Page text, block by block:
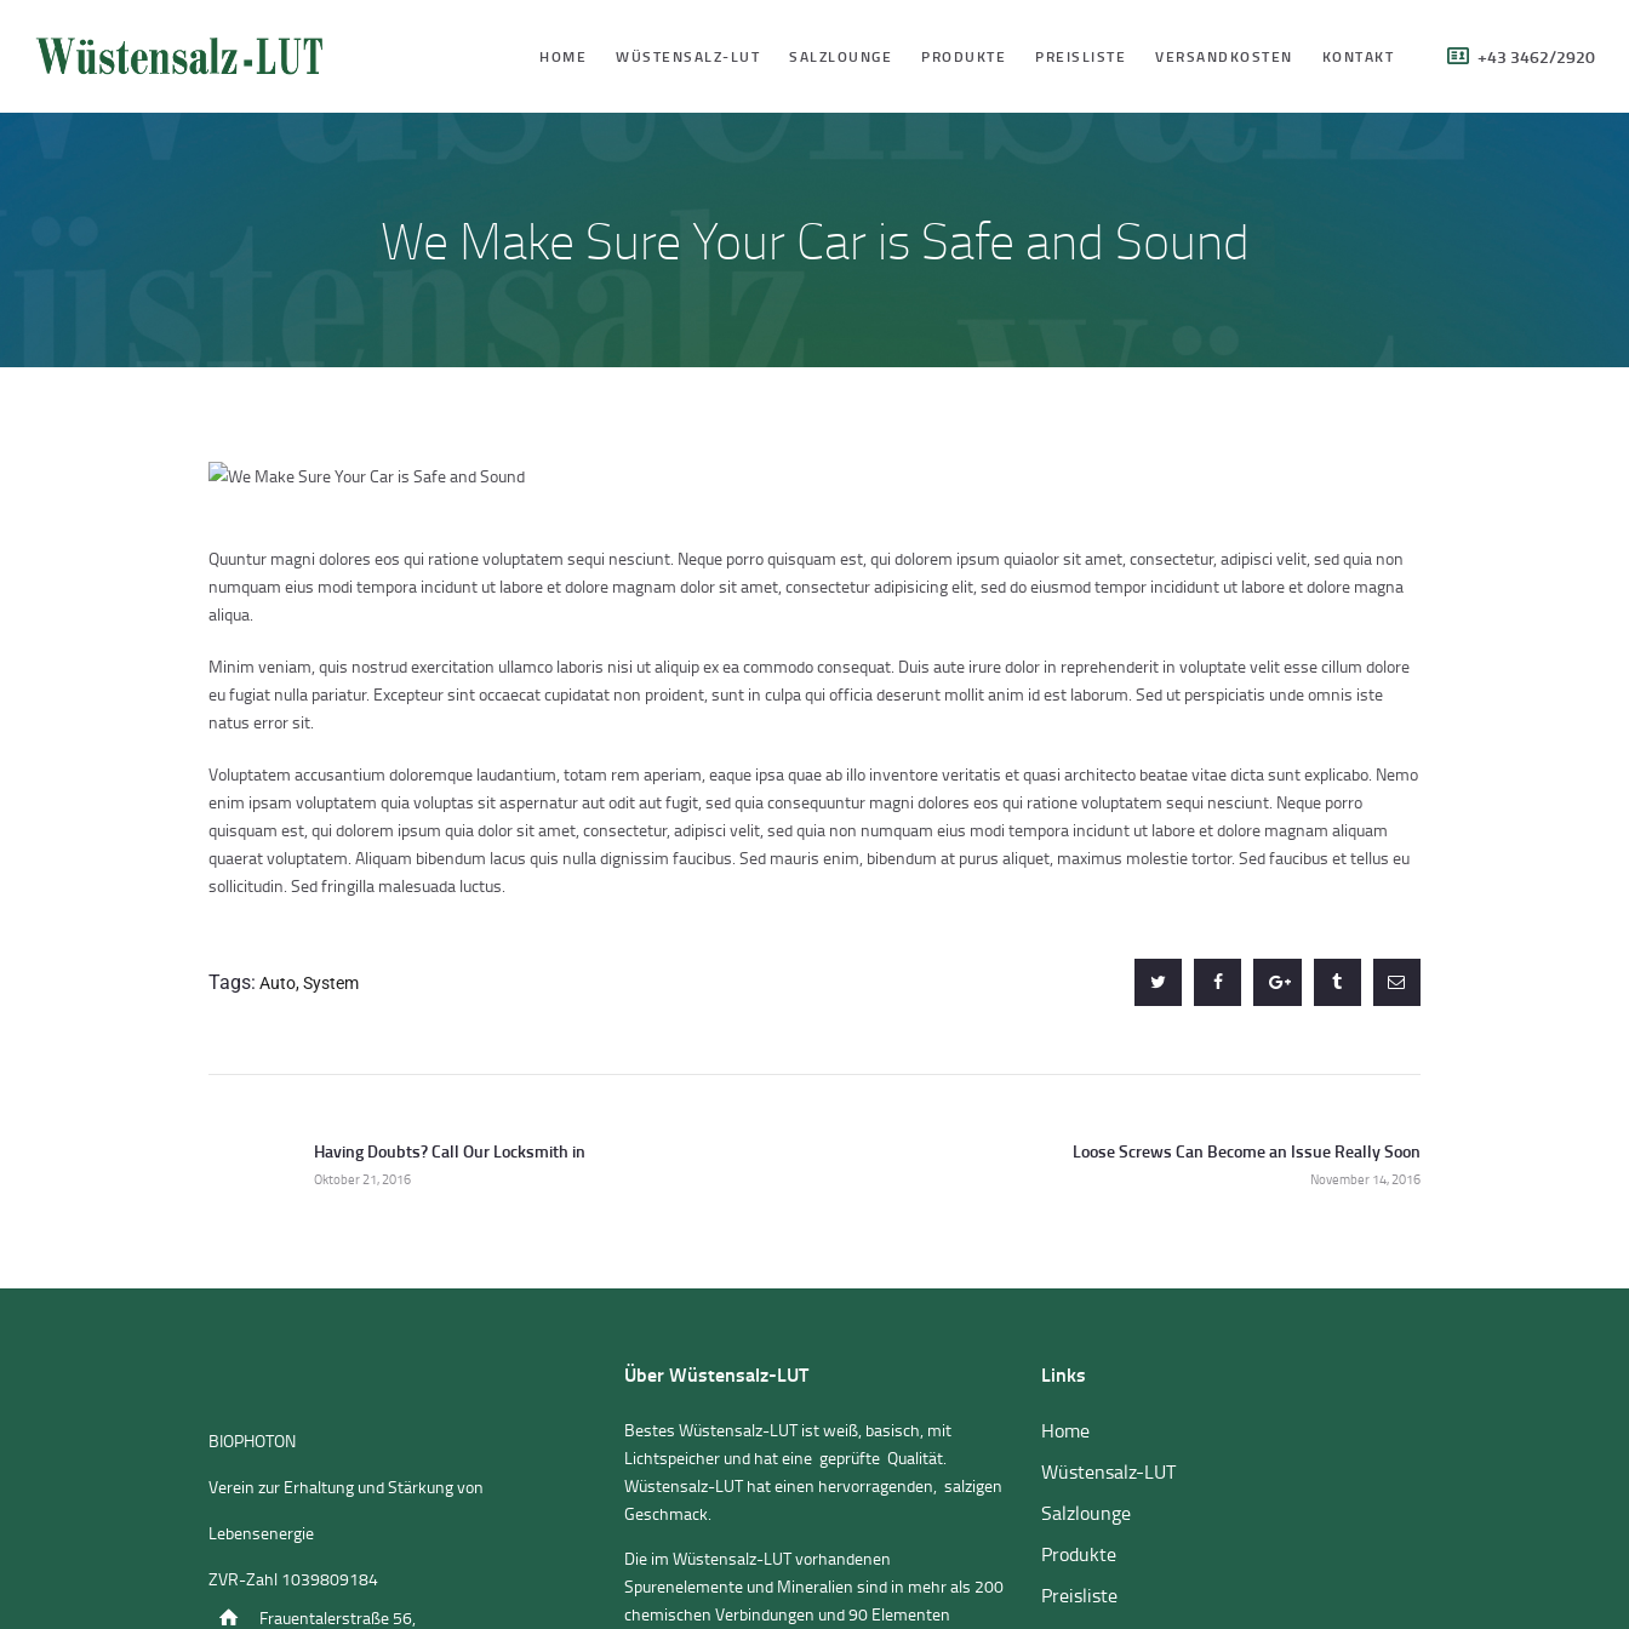
HOME WÜSTENSALZ-LUT SALZLOUNGE PRODUKTE PREISLISTE VERSANDKOSTEN KONTAKT +43 3462/2920
We Make Sure Your Car is Safe and Sound
WÜSTENSALZ-LUT
VERSANDKOSTEN
Quuntur magni dolores eos qui ratione voluptatem sequi nesciunt. Neque porro quisquam est, qui dolorem ipsum quiaolor sit amet, consectetur, adipisci velit, sed quia non
numquam eius modi tempora incidunt ut labore et dolore magnam dolor sit amet, consectetur adipisicing elit, sed do eiusmod tempor incididunt ut labore et dolore magna
aliqua.
Minim veniam, quis nostrud exercitation ullamco laboris nisi ut aliquip ex ea commodo consequat. Duis aute irure dolor in reprehenderit in voluptate velit esse cillum dolore
eu fugiat nulla pariatur. Excepteur sint occaecat cupidatat non proident, sunt in culpa qui officia deserunt mollit anim id est laborum. Sed ut perspiciatis unde omnis iste
natus error sit.
Voluptatem accusantium doloremque laudantium, totam rem aperiam, eaque ipsa quae ab illo inventore veritatis et quasi architecto beatae vitae dicta sunt explicabo. Nemo
enim ipsam voluptatem quia voluptas sit aspernatur aut odit aut fugit, sed quia consequuntur magni dolores eos qui ratione voluptatem sequi nesciunt. Neque porro
quisquam est, qui dolorem ipsum quia dolor sit amet, consectetur, adipisci velit, sed quia non numquam eius modi tempora incidunt ut labore et dolore magnam aliquam
quaerat voluptatem. Aliquam bibendum lacus quis nulla dignissim faucibus. Sed mauris enim, bibendum at purus aliquet, maximus molestie tortor. Sed faucibus et tellus eu
sollicitudin. Sed fringilla malesuada luctus.
Tags: Auto,System
Previous
post:
Having Doubts? Call Our Locksmith in
Oktober 21, 2016
Loose Screws Can Become an Issue Really Soon
November 14, 2016
BIOPHOTON
Verein zur Erhaltung und Stärkung von
Lebensenergie
ZVR-Zahl 1039809184
Frauentalerstraße 56,
Über Wüstensalz-LUT
Bestes Wüstensalz-LUT ist weiß, basisch, mit
Lichtspeicher und hat eine geprüfte Qualität.
Wüstensalz-LUT hat einen hervorragenden, salzigen
Geschmack.
Die im Wüstensalz-LUT vorhandenen
Spurenelemente und Mineralien sind in mehr als 200
chemischen Verbindungen und 90 Elementen
Links
Home
Wüstensalz-LUT
Salzlounge
Produkte
Preisliste